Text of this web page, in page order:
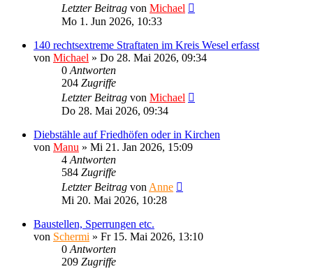
Letzter Beitrag von Michael
Mo 1. Jun 2026, 10:33
140 rechtsextreme Straftaten im Kreis Wesel erfasst
von Michael » Do 28. Mai 2026, 09:34
0 Antworten
204 Zugriffe
Letzter Beitrag von Michael
Do 28. Mai 2026, 09:34
Diebstähle auf Friedhöfen oder in Kirchen
von Manu » Mi 21. Jan 2026, 15:09
4 Antworten
584 Zugriffe
Letzter Beitrag von Anne
Mi 20. Mai 2026, 10:28
Baustellen, Sperrungen etc.
von Schermi » Fr 15. Mai 2026, 13:10
0 Antworten
209 Zugriffe